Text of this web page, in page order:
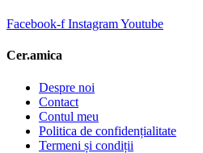
Facebook-f InstagramYoutube
Cer.amica
Despre noi
Contact
Contul meu
Politica de confidențialitate
Termeni și condiții